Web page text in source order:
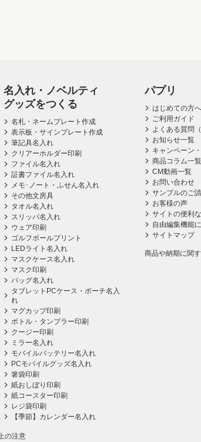
名入れ・ノベルティ
グッズをつくる
名札・ネームプレート作成
表示板・サインプレート作成
筆記具名入れ
クリアーホルダー印刷
ファイル名入れ
証書ファイル名入れ
メモ･ノート・ふせん名入れ
その他文房具
タオル名入れ
スリッパ名入れ
ウェア印刷
ゴルフボールプリント
LEDライト名入れ
マスクケース名入れ
マスク印刷
バッグ名入れ
タブレットPCケース・ポーチ名入
れ
マグカップ印刷
ボトル・タンブラー印刷
クージー印刷
ミラー名入れ
モバイルバッテリー名入れ
PCモバイルグッズ名入れ
箸袋印刷
紙おしぼり印刷
紙コースター印刷
レジ袋印刷
【季節】カレンダー名入れ
パプリ
はじめての方へ
ご利用ガイド
よくある質問（
お知らせ一覧
キャンペーン
商品コラム一覧
CM動画一覧
お問い合わせ
サンプルのご
お客様の声
サイトの便利
自由編集機能
サイトマップ
商品や納期に関
の注意